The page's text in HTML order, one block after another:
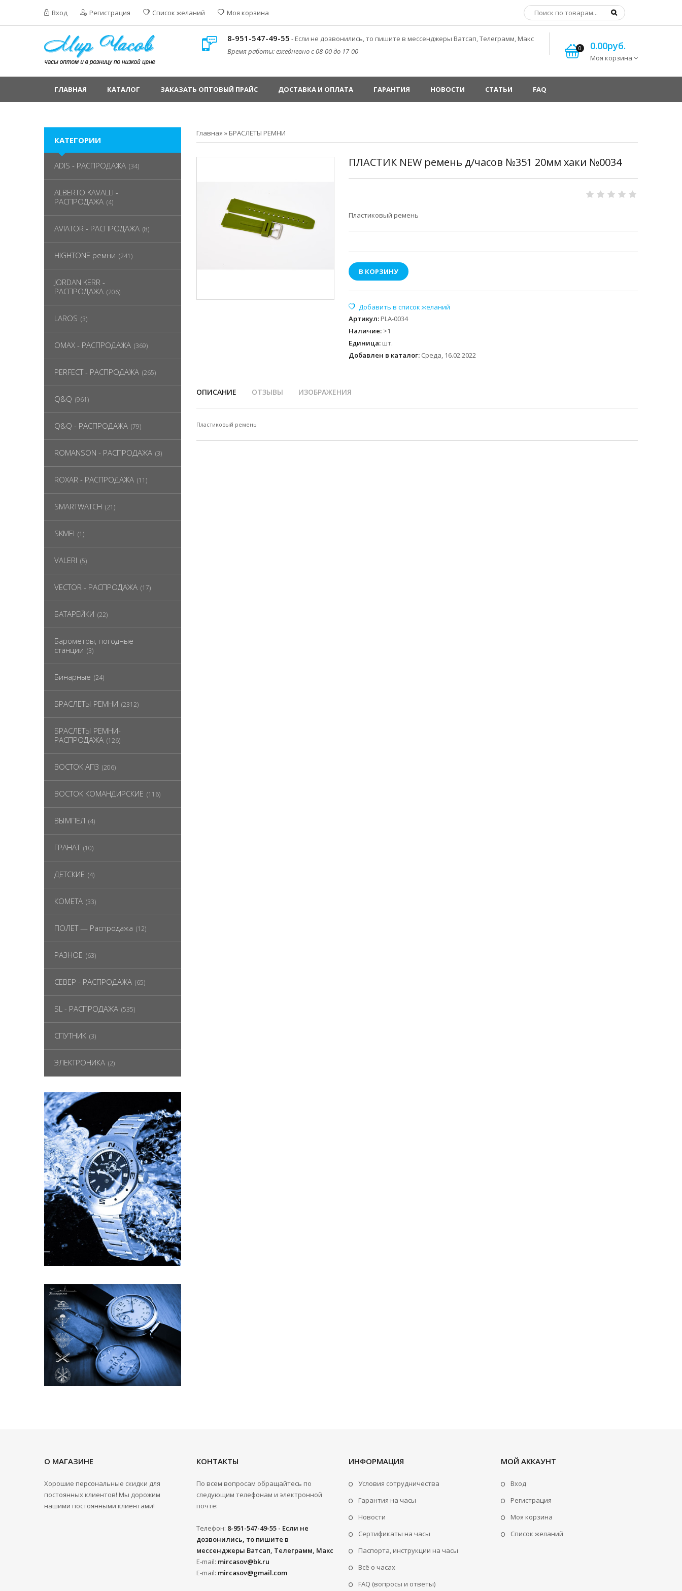
Вход Регистрация Список желаний Моя корзина
8-951-547-49-55 - Если не дозвонились, то пишите в мессенджеры Ватсап, Телеграмм, Макс
Время работы: ежедневно с 08-00 до 17-00
0 0.00руб.
Моя корзина
ГЛАВНАЯ КАТАЛОГ ЗАКАЗАТЬ ОПТОВЫЙ ПРАЙС ДОСТАВКА И ОПЛАТА ГАРАНТИЯ НОВОСТИ СТАТЬИ FAQ
Главная » БРАСЛЕТЫ РЕМНИ
ПЛАСТИК NEW ремень д/часов №351 20мм хаки №0034
Пластиковый ремень
В КОРЗИНУ
Артикул: PLA-0034
Наличие: >1
Единица: шт.
Добавлен в каталог: Среда, 16.02.2022
ОПИСАНИЕ ОТЗЫВЫ ИЗОБРАЖЕНИЯ
Пластиковый ремень
КАТЕГОРИИ
ADIS - РАСПРОДАЖА (34)
ALBERTO KAVALLI -
РАСПРОДАЖА (4)
AVIATOR - РАСПРОДАЖА (8)
HIGHTONE ремни (241)
JORDAN KERR -
РАСПРОДАЖА (206)
LAROS (3)
OMAX - РАСПРОДАЖА (369)
PERFECT - РАСПРОДАЖА (265)
Q&Q (961)
Q&Q - РАСПРОДАЖА (79)
ROMANSON - РАСПРОДАЖА (3)
ROXAR - РАСПРОДАЖА (11)
SMARTWATCH (21)
SKMEI (1)
VALERI (5)
VECTOR - РАСПРОДАЖА (17)
БАТАРЕЙКИ (22)
Барометры, погодные
станции (3)
Бинарные (24)
БРАСЛЕТЫ РЕМНИ (2312)
БРАСЛЕТЫ РЕМНИ-
РАСПРОДАЖА (126)
ВОСТОК АПЗ (206)
ВОСТОК КОМАНДИРСКИЕ (116)
ВЫМПЕЛ (4)
ГРАНАТ (10)
ДЕТСКИЕ (4)
КОМЕТА (33)
ПОЛЕТ — Распродажа (12)
РАЗНОЕ (63)
СЕВЕР - РАСПРОДАЖА (65)
SL - РАСПРОДАЖА (535)
СПУТНИК (3)
ЭЛЕКТРОНИКА (2)
О МАГАЗИНЕ
Хорошие персональные скидки для
постоянных клиентов! Мы дорожим
нашими постоянными клиентами!
КОНТАКТЫ
По всем вопросам обращайтесь по
следующим телефонам и электронной
почте:
Телефон: 8-951-547-49-55 - Если не
дозвонились, то пишите в
мессенджеры Ватсап, Телеграмм, Макс
E-mail: mircasov@bk.ru
E-mail: mircasov@gmail.com
ИНФОРМАЦИЯ
Условия сотрудничества
Гарантия на часы
Новости
Сертификаты на часы
Паспорта, инструкции на часы
Всё о часах
FAQ (вопросы и ответы)
МОЙ АККАУНТ
Вход
Регистрация
Моя корзина
Cписок желаний